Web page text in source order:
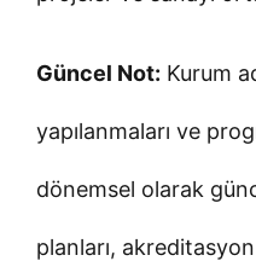
Güncel Not: Kurum
yapılanmaları ve
dönemsel olarak
planları,